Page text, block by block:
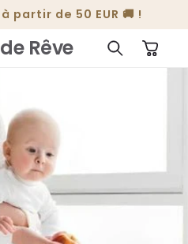
partir de 50 EUR 🚚 !
Rêve Panier